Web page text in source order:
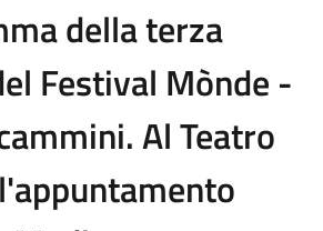
della terza
Festival Mònde -
Al Teatro